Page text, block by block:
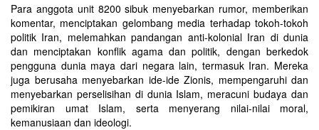
Para anggota unit 8200 sibuk menyebarkan rumor, memberikan
komentar, menciptakan gelombang media terhadap tokoh-tokoh
politik Iran, melemahkan pandangan anti-kolonial Iran di dunia
dan menciptakan konflik agama dan politik, dengan berkedok
pengguna dunia maya dari negara lain, termasuk Iran. Mereka
juga berusaha menyebarkan ide-ide Zionis, mempengaruhi dan
menyebarkan perselisihan di dunia Islam, meracuni budaya dan
pemikiran umat Islam, serta menyerang nilai-nilai moral,
kemanusiaan dan ideologi.